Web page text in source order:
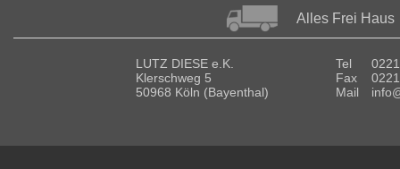
Alles Frei Haus
LUTZ DIESE e.K.
Klerschweg 5
50968 Köln (Bayenthal)
Tel
Fax
Mail